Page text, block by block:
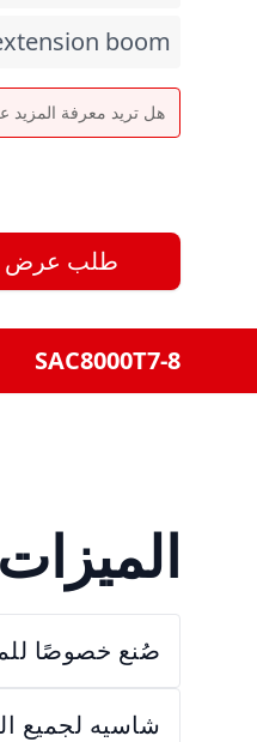
boom
هل تريد معرفة
طلب عرض
SAC8000T7-8
الميزات
صُنع خصوصًا
شاسيه لجميع